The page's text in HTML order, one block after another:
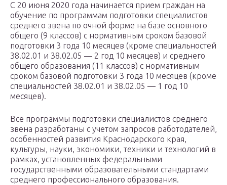
С 20 июня 2020 года начинается прием граждан на
обучение по программам подготовки специалистов
среднего звена по очной форме на базе основного
общего (9 классов) с нормативным сроком базовой
подготовки 3 года 10 месяцев (кроме специальностей
38.02.01 и 38.02.05 — 2 год 10 месяцев) и среднего
общего образования (11 классов) с нормативным
сроком базовой подготовки 3 года 10 месяцев (кроме
специальностей 38.02.01 и 38.02.05 — 1 год 10
месяцев).
Все программы подготовки специалистов среднего
звена разработаны с учетом запросов работодателей,
особенностей развития Краснодарского края,
культуры, науки, экономики, техники и технологий в
рамках, установленных федеральными
государственными образовательными стандартами
среднего профессионального образования.